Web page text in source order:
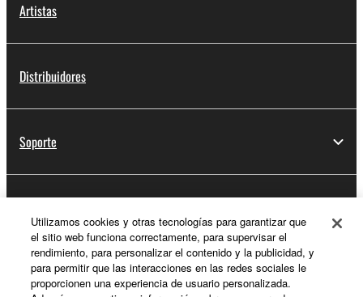
Artistas
Distribuidores
Soporte
Acerca de Yamaha
Utilizamos cookies y otras tecnologías para garantizar que
el sitio web funciona correctamente, para supervisar el
rendimiento, para personalizar el contenido y la publicidad, y
para permitir que las interacciones en las redes sociales le
proporcionen una experiencia de usuario personalizada.